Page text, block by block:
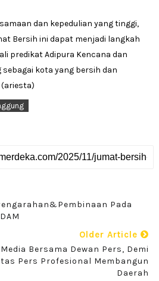
dan kepedulian yang tinggi,
Bersih ini dapat menjadi langkah
predikat Adipura Kencana dan
sebagai kota yang bersih dan
Pada
Older Article
Bersama Dewan Pers, Demi
Pers Profesional Membangun
Daerah